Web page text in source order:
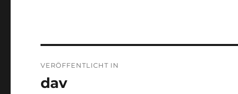
N
T
V
VERÖFFENTLICHT IN
dav